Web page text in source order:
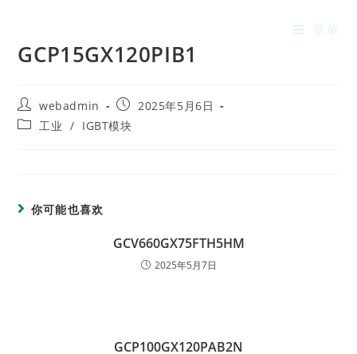
菜单
GCP15GX120PIB1
webadmin
2025年5月6日
工业 / IGBT模块
你可能也喜欢
GCV660GX75FTH5HM
2025年5月7日
GCP100GX120PAB2N